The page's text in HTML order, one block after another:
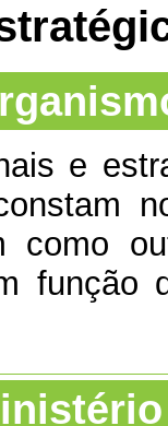
e
como
função